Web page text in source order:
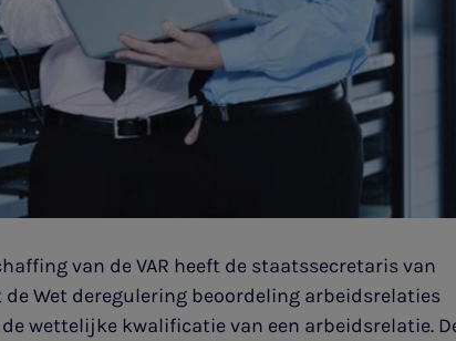
van de VAR heeft de staatssecretaris van
Wet deregulering beoordeling arbeidsrelaties
wettelijke kwalificatie van een arbeidsrelatie.